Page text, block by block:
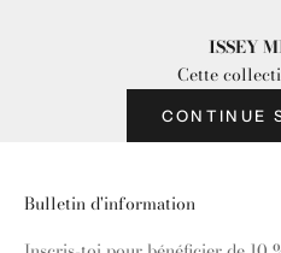
ISSEY
Cette
CONTINUE
Bulletin d'information